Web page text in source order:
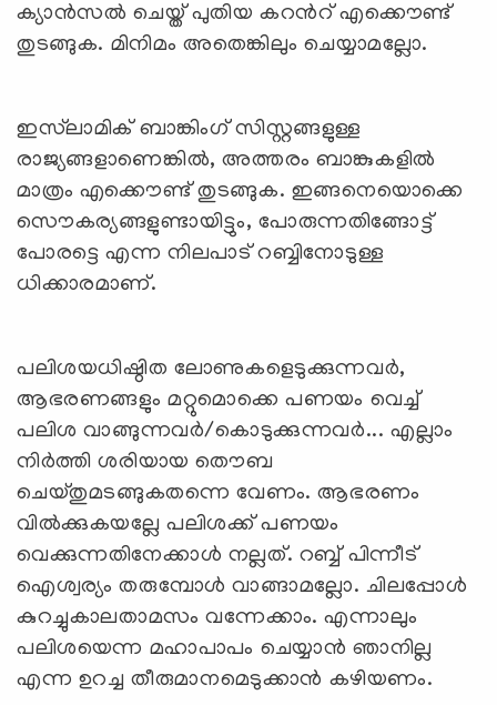
ക്യാന്‍സല്‍ ചെയ്ത് പുതിയ കറന്‍റ് എക്കൌണ്ട്
തുടങ്ങുക. മിനിമം അതെങ്കിലും ചെയ്യാമല്ലോ.
ഇസ്‍ലാമിക് ബാങ്കിംഗ് സിസ്റ്റങ്ങളുള്ള
രാജ്യങ്ങളാണെങ്കില്‍, അത്തരം ബാങ്കുകളില്‍
മാത്രം എക്കൌണ്ട് തുടങ്ങുക. ഇങ്ങനെയൊക്കെ
സൌകര്യങ്ങളുണ്ടായിട്ടും, പോരുന്നതിങ്ങോട്ട്
പോരട്ടെ എന്ന നിലപാട് റബ്ബിനോടുള്ള
ധിക്കാരമാണ്.
പലിശയധിഷ്ഠിത ലോണുകളെടുക്കുന്നവര്‍,
ആഭരണങ്ങളും മറ്റുമൊക്കെ പണയം വെച്ച്
പലിശ വാങ്ങുന്നവര്‍/കൊടുക്കുന്നവര്‍... എല്ലാം
നിര്‍ത്തി ശരിയായ തൌബ
ചെയ്തുമടങ്ങുകതന്നെ വേണം. ആഭരണം
വില്‍ക്കുകയല്ലേ പലിശക്ക് പണയം
വെക്കുന്നതിനേക്കാള്‍ നല്ലത്. റബ്ബ് പിന്നീട്
ഐശ്വര്യം തരുമ്പോള്‍ വാങ്ങാമല്ലോ. ചിലപ്പോള്‍
കുറച്ചുകാലതാമസം വന്നേക്കാം. എന്നാലും
പലിശയെന്ന മഹാപാപം ചെയ്യാന്‍ ഞാനില്ല
എന്ന ഉറച്ച തീരുമാനമെടുക്കാന്‍ കഴിയണം.